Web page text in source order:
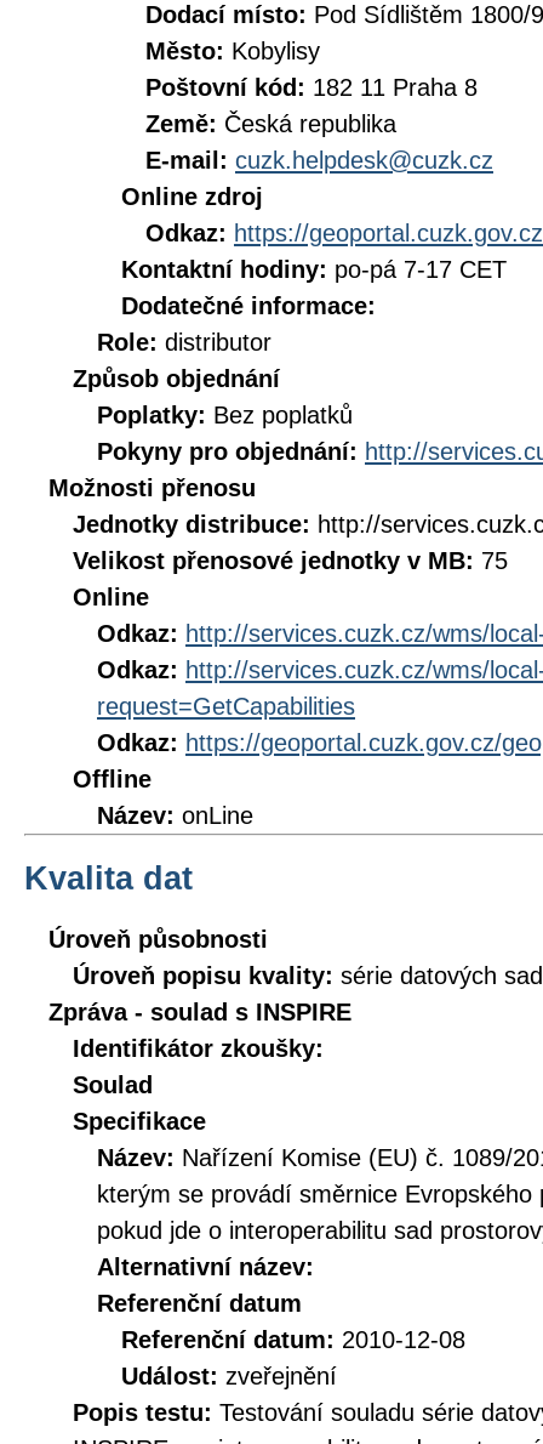
Dodací místo: Pod Sídlištěm 1800/9
Město: Kobylisy
Poštovní kód: 182 11 Praha 8
Země: Česká republika
E-mail: cuzk.helpdesk@cuzk.cz
Online zdroj
Odkaz: https://
Kontaktní hodiny: po-pá 7-17 CET
Dodatečné informace:
Role: distributor
Způsob objednání
Poplatky: Bez poplatků
Pokyny pro objednání: http://
Možnosti přenosu
Jednotky distribuce: http://
Velikost přenosové jednotky v MB: 75
Online
Odkaz: http://services.cuzk.cz/wms/
Odkaz: http://services.cuzk.cz/wms/
request=GetCapabilities
Odkaz: https://geoportal.cuzk.gov.cz/
Offline
Název: onLine
Kvalita dat
Úroveň působnosti
Úroveň popisu kvality: série datových sad
Zpráva - soulad s INSPIRE
Identifikátor zkoušky:
Soulad
Specifikace
Název: Nařízení Komise (EU) č. 1089/
kterým se provádí směrnice
pokud jde o interoperabilitu sad
Alternativní název:
Referenční datum
Referenční datum: 2010-12-08
Událost: zveřejnění
Popis testu: Testování souladu série